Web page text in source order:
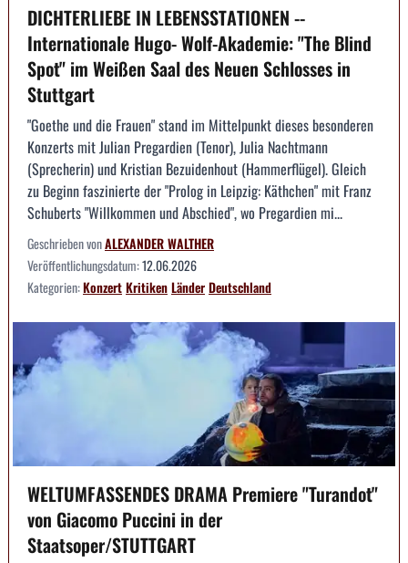
DICHTERLIEBE IN LEBENSSTATIONEN --
Internationale Hugo- Wolf-Akademie: "The Blind
Spot" im Weißen Saal des Neuen Schlosses in
Stuttgart
"Goethe und die Frauen" stand im Mittelpunkt dieses besonderen
Konzerts mit Julian Pregardien (Tenor), Julia Nachtmann
(Sprecherin) und Kristian Bezuidenhout (Hammerflügel). Gleich
zu Beginn faszinierte der "Prolog in Leipzig: Käthchen" mit Franz
Schuberts "Willkommen und Abschied", wo Pregardien mi...
Geschrieben vonALEXANDER WALTHER
Veröffentlichungsdatum:12.06.2026
Kategorien:KonzertKritikenLänderDeutschland
WELTUMFASSENDES DRAMA Premiere "Turandot"
von Giacomo Puccini in der
Staatsoper/STUTTGART